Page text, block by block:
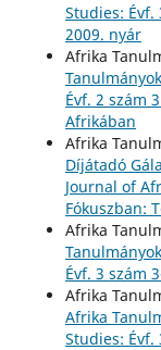
Studies: Évf.
2009. nyár
Afrika
Évf. 2 szám
Afrikában
Afrika
Díjátadó
Journal of
Fókuszban:
Afrika
Évf. 3 szám
Afrika
Afrika
Studies: Évf.